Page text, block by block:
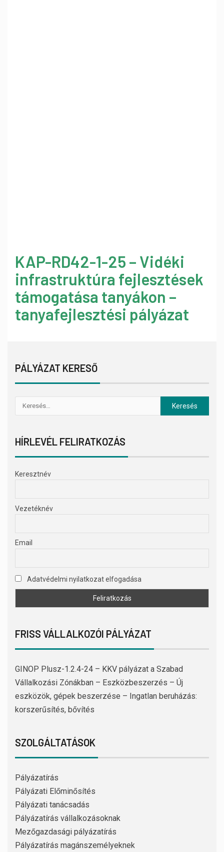
KAP-RD42-1-25 – Vidéki
infrastruktúra fejlesztések
támogatása tanyákon –
tanyafejlesztési pályázat
PÁLYÁZAT KERESŐ
HÍRLEVÉL FELIRATKOZÁS
Keresztnév
Vezetéknév
Email
Adatvédelmi nyilatkozat elfogadása
FRISS VÁLLALKOZÓI PÁLYÁZAT
GINOP Plusz-1.2.4-24 – KKV pályázat a Szabad
Vállalkozási Zónákban – Eszközbeszerzés – Új
eszközök, gépek beszerzése – Ingatlan beruházás:
korszerűsítés, bővítés
SZOLGÁLTATÁSOK
Pályázatírás
Pályázati Előminősítés
Pályázati tanácsadás
Pályázatírás vállalkozásoknak
Mezőgazdasági pályázatírás
Pályázatírás magánszemélyeknek